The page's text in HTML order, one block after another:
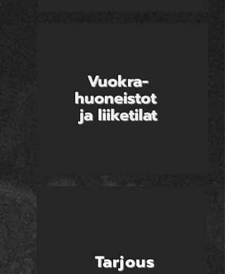
Vuokra-
huoneistot
ja liiketilat
Tarjous